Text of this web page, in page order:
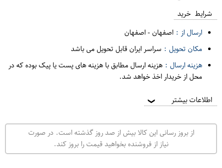
شرایط خرید
ارسال از : اصفهان-اصفهان
مکان تحویل : سراسر ایران قابل تحویل می باشد
هزینه ارسال : هزینه ارسال مطابق با هزینه های پست یا پیک بوده که در
محل از خریدار اخذ خواهد شد.
اطلاعات بیشتر ❯
از بروز رسانی این کالا بیش از صد روز گذشته است. در صورت
نیاز از فروشنده بخواهید قیمت را بروز کند.